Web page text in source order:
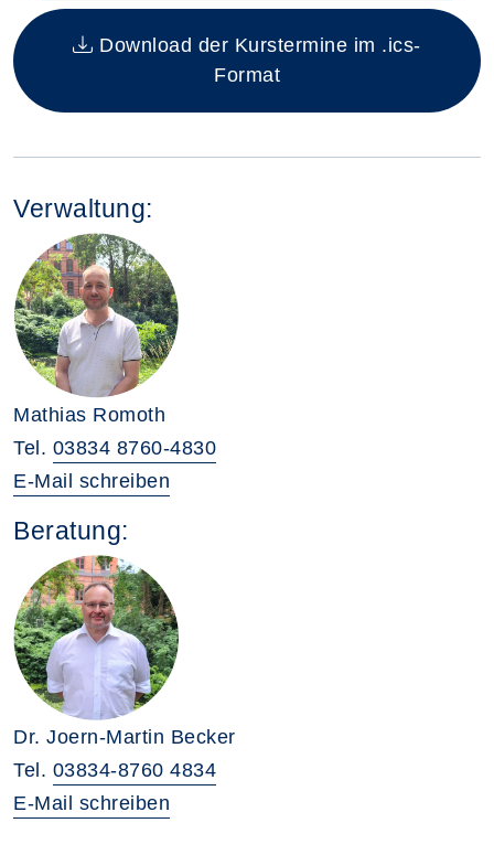
Download der Kurstermine im .ics-
Format
Verwaltung:
Mathias Romoth
Tel. 03834 8760-4830
E-Mail schreiben
Beratung:
Dr. Joern-Martin Becker
Tel. 03834-8760 4834
E-Mail schreiben